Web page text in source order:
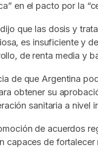
en el pacto por la
que las dosis y
es insuficiente y
de renta media y
de que Argentina
obtener su
sanitaria a nivel
de acuerdos
de